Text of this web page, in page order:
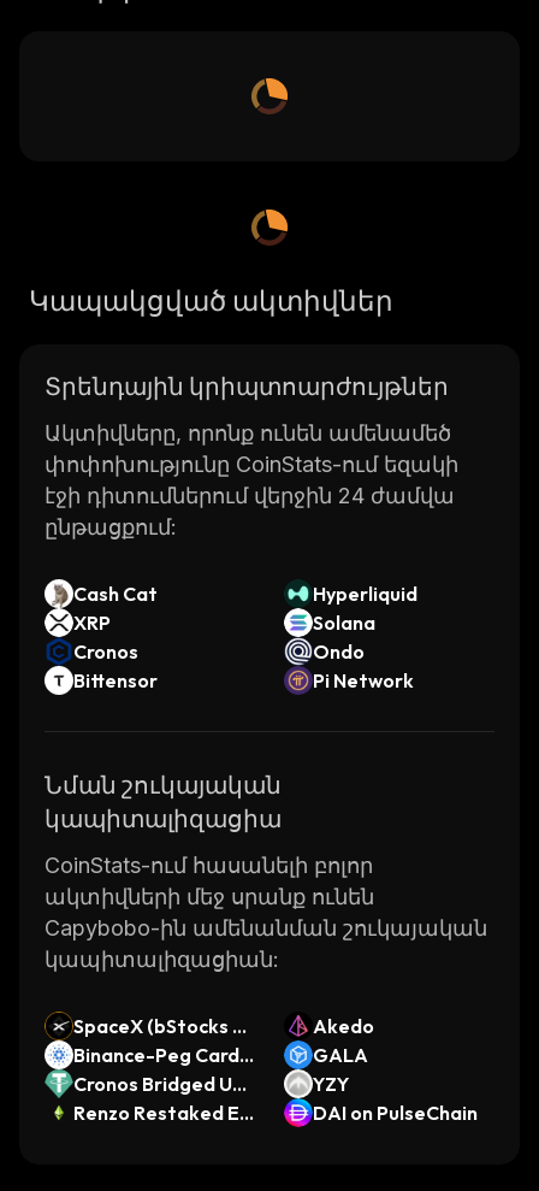
Կապակցված ակտիվներ
Տրենդային կրիպտոարժույթներ
Ակտիվները, որոնք ունեն ամենամեծ
փոփոխությունը CoinStats-ում եզակի
էջի դիտումներում վերջին 24 ժամվա
ընթացքում:
Cash Cat
Hyperliquid
XRP
Solana
Cronos
Ondo
Bittensor
Pi Network
Նման շուկայական
կապիտալիզացիա
CoinStats-ում հասանելի բոլոր
ակտիվների մեջ սրանք ունեն
Capybobo-ին ամենանման շուկայական
կապիտալիզացիան:
SpaceX (bStocks To
kenized Stock)
Akedo
Binance-Peg Carda
no
GALA
Cronos Bridged US
DT (Cronos)
YZY
Renzo Restaked ET
DAI on PulseChain